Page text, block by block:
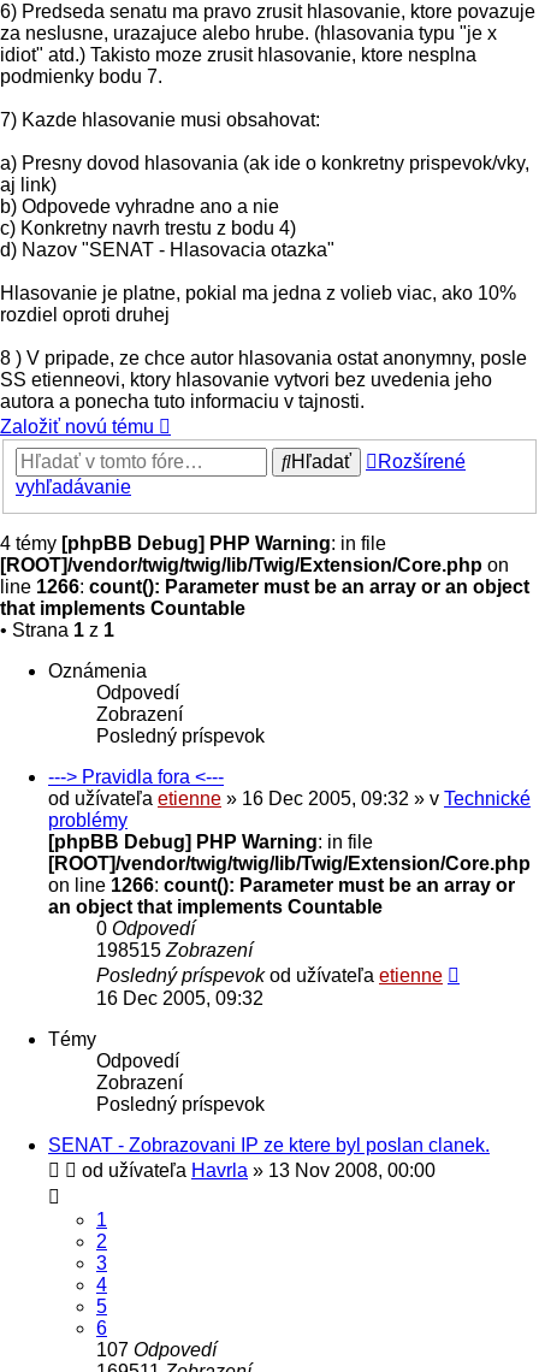
6) Predseda senatu ma pravo zrusit hlasovanie, ktore povazuje
za neslusne, urazajuce alebo hrube. (hlasovania typu "je x
idiot" atd.) Takisto moze zrusit hlasovanie, ktore nesplna
podmienky bodu 7.
7) Kazde hlasovanie musi obsahovat:
a) Presny dovod hlasovania (ak ide o konkretny prispevok/vky,
aj link)
b) Odpovede vyhradne ano a nie
c) Konkretny navrh trestu z bodu 4)
d) Nazov "SENAT - Hlasovacia otazka"
Hlasovanie je platne, pokial ma jedna z volieb viac, ako 10%
rozdiel oproti druhej
8 ) V pripade, ze chce autor hlasovania ostat anonymny, posle
SS etienneovi, ktory hlasovanie vytvori bez uvedenia jeho
autora a ponecha tuto informaciu v tajnosti.
Založiť novú tému
Hľadať
Rozšírené
vyhľadávanie
4 témy [phpBB Debug] PHP Warning: in file
[ROOT]/vendor/twig/twig/lib/Twig/Extension/Core.php on
line 1266: count(): Parameter must be an array or an object
that implements Countable
• Strana 1 z 1
Oznámenia
Odpovedí
Zobrazení
Posledný príspevok
---> Pravidla fora <---
od užívateľa etienne » 16 Dec 2005, 09:32 » v Technické
problémy
[phpBB Debug] PHP Warning: in file
[ROOT]/vendor/twig/twig/lib/Twig/Extension/Core.php
on line 1266: count(): Parameter must be an array or
an object that implements Countable
0 Odpovedí
198515 Zobrazení
Posledný príspevokod užívateľa etienne
16 Dec 2005, 09:32
Témy
Odpovedí
Zobrazení
Posledný príspevok
SENAT - Zobrazovani IP ze ktere byl poslan clanek.
od užívateľa Havrla » 13 Nov 2008, 00:00
1
2
3
4
5
6
107 Odpovedí